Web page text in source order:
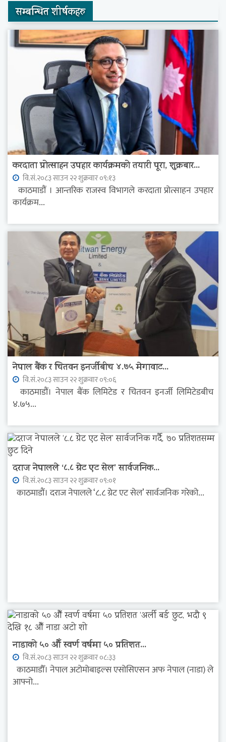
सम्बन्धित शीर्षकहरु
करदाता प्रोत्साहन उपहार कार्यक्रमको तयारी पूरा, शुक्रबार...
वि.सं.२०८३ साउन २२ शुक्रवार ०९:१३
काठमाडौं । आन्तरिक राजस्व विभागले करदाता प्रोत्साहन उपहार
कार्यक्रम...
नेपाल बैंक र चितवन इनर्जीबीच ४.७५ मेगावाट...
वि.सं.२०८३ साउन २२ शुक्रवार ०९:०६
काठमाडौं। नेपाल बैंक लिमिटेड र चितवन इनर्जी लिमिटेडबीच
४.७५...
दराज नेपालले ‘८.८ ग्रेट एट सेल’ सार्वजनिक...
वि.सं.२०८३ साउन २२ शुक्रवार ०९:०१
काठमाडौं। दराज नेपालले ‘८.८ ग्रेट एट सेल’ सार्वजनिक गरेको...
नाडाको ५० औँ स्वर्ण वर्षमा ५० प्रतिशत...
वि.सं.२०८३ साउन २२ शुक्रवार ०८:३३
काठमाडौँ। नेपाल अटोमोबाइल्स एसोसिएसन अफ नेपाल (नाडा) ले
आफ्नो...